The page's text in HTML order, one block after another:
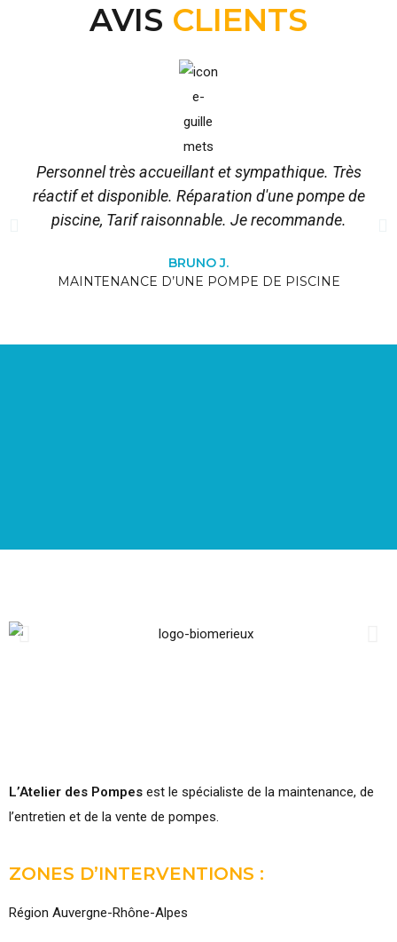
AVIS CLIENTS
Personnel très accueillant et sympathique. Très
réactif et disponible. Réparation d'une pompe de
piscine, Tarif raisonnable. Je recommande.
BRUNO J.
MAINTENANCE D’UNE POMPE DE PISCINE
L’Atelier des Pompes est le spécialiste de la maintenance, de
l’entretien et de la vente de pompes.
ZONES D’INTERVENTIONS :
Région Auvergne-Rhône-Alpes